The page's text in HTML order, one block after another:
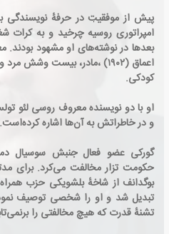
پیش از موفقیت در حرفهٔ نویسندگی
امپراتوری روسیه چرخید و به کرات
بعدها در نوشته‌های او مشهود بودند.
اعماق (۱۹۰۲) ،مادر، بیست
کودکی.
او با دو نویسنده معروف روسی لئو
و در خاطراتش به آن‌ها اشاره کرده‌است.
گورکی عضو فعال جنبش سوسیال
حکومت تزار مخالفت می‌کرد. برای
بوگدانف از شاخهٔ بلشویکی حزب
تبدیل شد و او را شخصی توصیف
تشنهٔ قدرت که هیچ مخالفتی را